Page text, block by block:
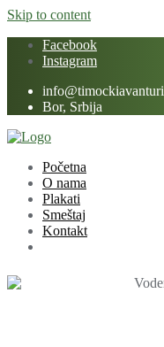
Skip to content
Facebook
Instagram
Bor, Srbija
Početna
O nama
Plakati
Smeštaj
Kontakt